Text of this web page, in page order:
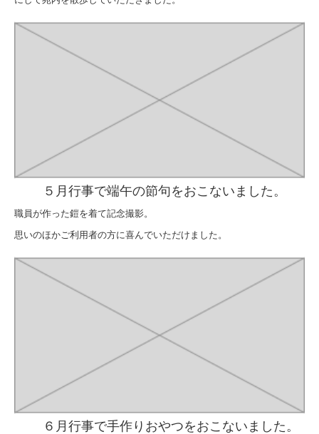
５月行事で端午の節句をおこないました。
職員が作った鎧を着て記念撮影。
思いのほかご利用者の方に喜んでいただけました。
６月行事で手作りおやつをおこないました。